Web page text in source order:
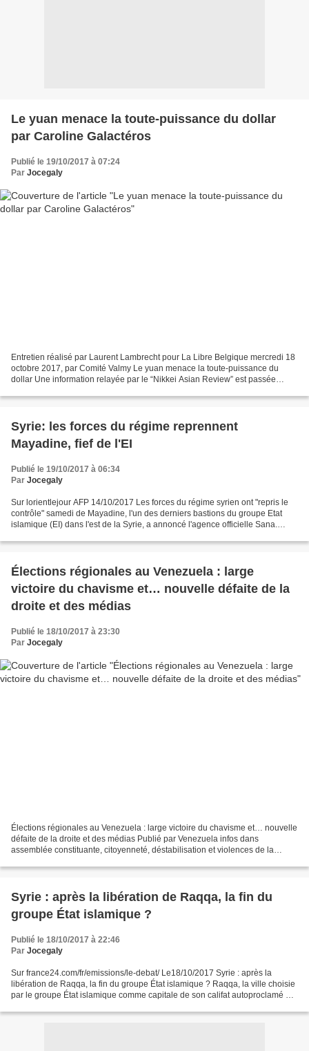
Le yuan menace la toute-puissance du dollar
par Caroline Galactéros
Publié le 19/10/2017 à 07:24
Par Jocegaly
Entretien réalisé par Laurent Lambrecht pour La Libre Belgique mercredi 18
octobre 2017, par Comité Valmy Le yuan menace la toute-puissance du
dollar Une information relayée par le “Nikkei Asian Review” est passée
Syrie: les forces du régime reprennent
Mayadine, fief de l'EI
Publié le 19/10/2017 à 06:34
Par Jocegaly
Sur lorientlejour AFP 14/10/2017 Les forces du régime syrien ont "repris le
contrôle" samedi de Mayadine, l'un des derniers bastions du groupe Etat
islamique (EI) dans l'est de la Syrie, a annoncé l'agence officielle Sana.
Élections régionales au Venezuela : large
victoire du chavisme et… nouvelle défaite de la
droite et des médias
Publié le 18/10/2017 à 23:30
Par Jocegaly
Élections régionales au Venezuela : large victoire du chavisme et… nouvelle
défaite de la droite et des médias Publié par Venezuela infos dans
assemblée constituante, citoyenneté, déstabilisation et violences de la
Syrie : après la libération de Raqqa, la fin du
groupe État islamique ?
Publié le 18/10/2017 à 22:46
Par Jocegaly
Sur france24.com/fr/emissions/le-debat/ Le18/10/2017 Syrie : après la
libération de Raqqa, la fin du groupe État islamique ? Raqqa, la ville choisie
par le groupe État islamique comme capitale de son califat autoproclamé est